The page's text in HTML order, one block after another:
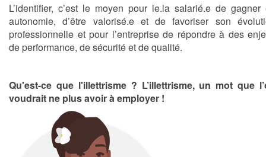
L’identifier, c’est le moyen pour le.la salarié.e de gagner
autonomie, d’être valorisé.e et de favoriser son
professionnelle et pour l’entreprise de répondre à des
de performance, de sécurité et de qualité.
Qu'est-ce que l'illettrisme ? L’illettrisme, un mot que
voudrait ne plus avoir à employer !